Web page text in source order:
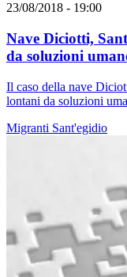
23/08/2018 - 19:00
Nave Diciotti,
da soluzioni
Il caso della nave
lontani da soluzioni
Migranti Sant'egidio